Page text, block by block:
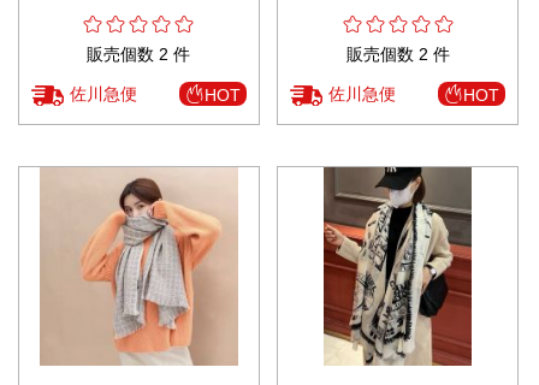
販売個数 2 件
佐川急便 HOT
販売個数 2 件
佐川急便 HOT